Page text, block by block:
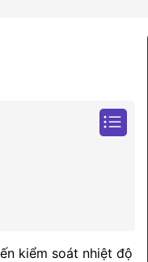
kiểm soát nhiệt độ